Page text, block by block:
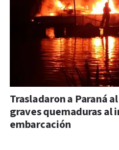
Trasladaron a Paraná
graves quemaduras al
embarcación